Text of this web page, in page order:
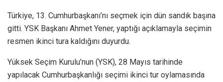
Türkiye, 13. Cumhurbaşkanı’nı seçmek için dün sandık başına
gitti. YSK Başkanı Ahmet Yener, yaptığı açıklamayla seçimin
resmen ikinci tura kaldığını duyurdu.
Yüksek Seçim Kurulu’nun (YSK), 28 Mayıs tarihinde
yapılacak Cumhurbaşkanlığı seçimi ikinci tur oylamasında